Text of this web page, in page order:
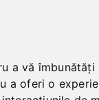
a vă
a oferi o